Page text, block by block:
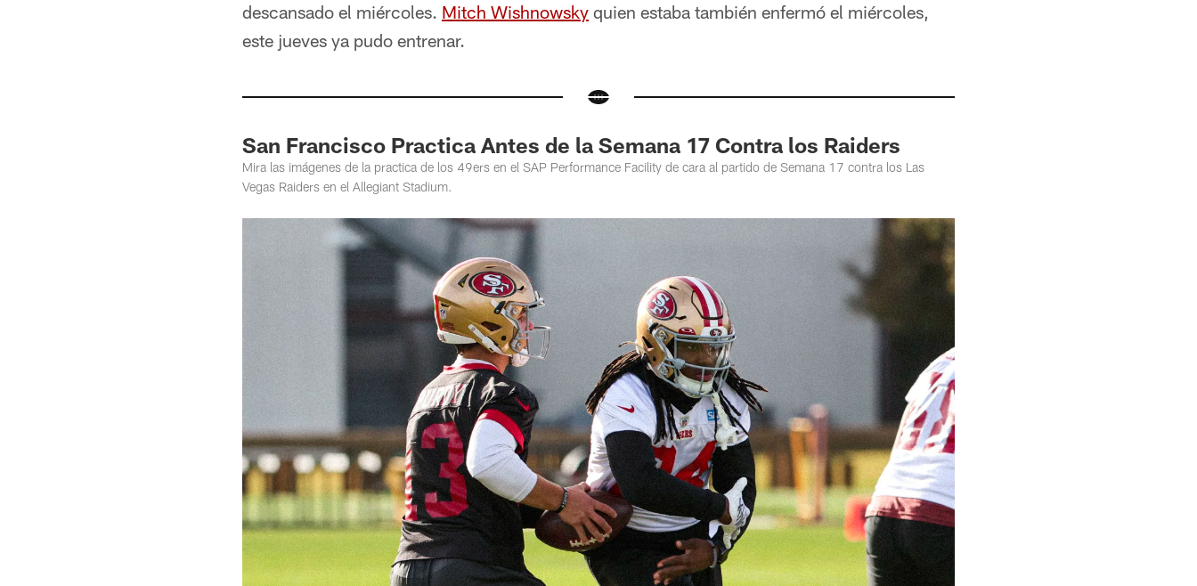
descansado el miércoles. Mitch Wishnowsky quien estaba también enfermó el miércoles,
este jueves ya pudo entrenar.
San Francisco Practica Antes de la Semana 17 Contra los Raiders
Mira las imágenes de la practica de los 49ers en el SAP Performance Facility de cara al partido de Semana 17 contra los Las
Vegas Raiders en el Allegiant Stadium.